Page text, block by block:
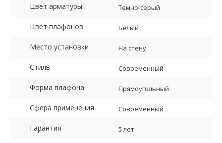
Цвет арматуры Темно-серый
Цвет плафонов Белый
Место установки На стену
Стиль Современный
Форма плафона Прямоугольный
Сфера применения Современный
Гарантия 5 лет